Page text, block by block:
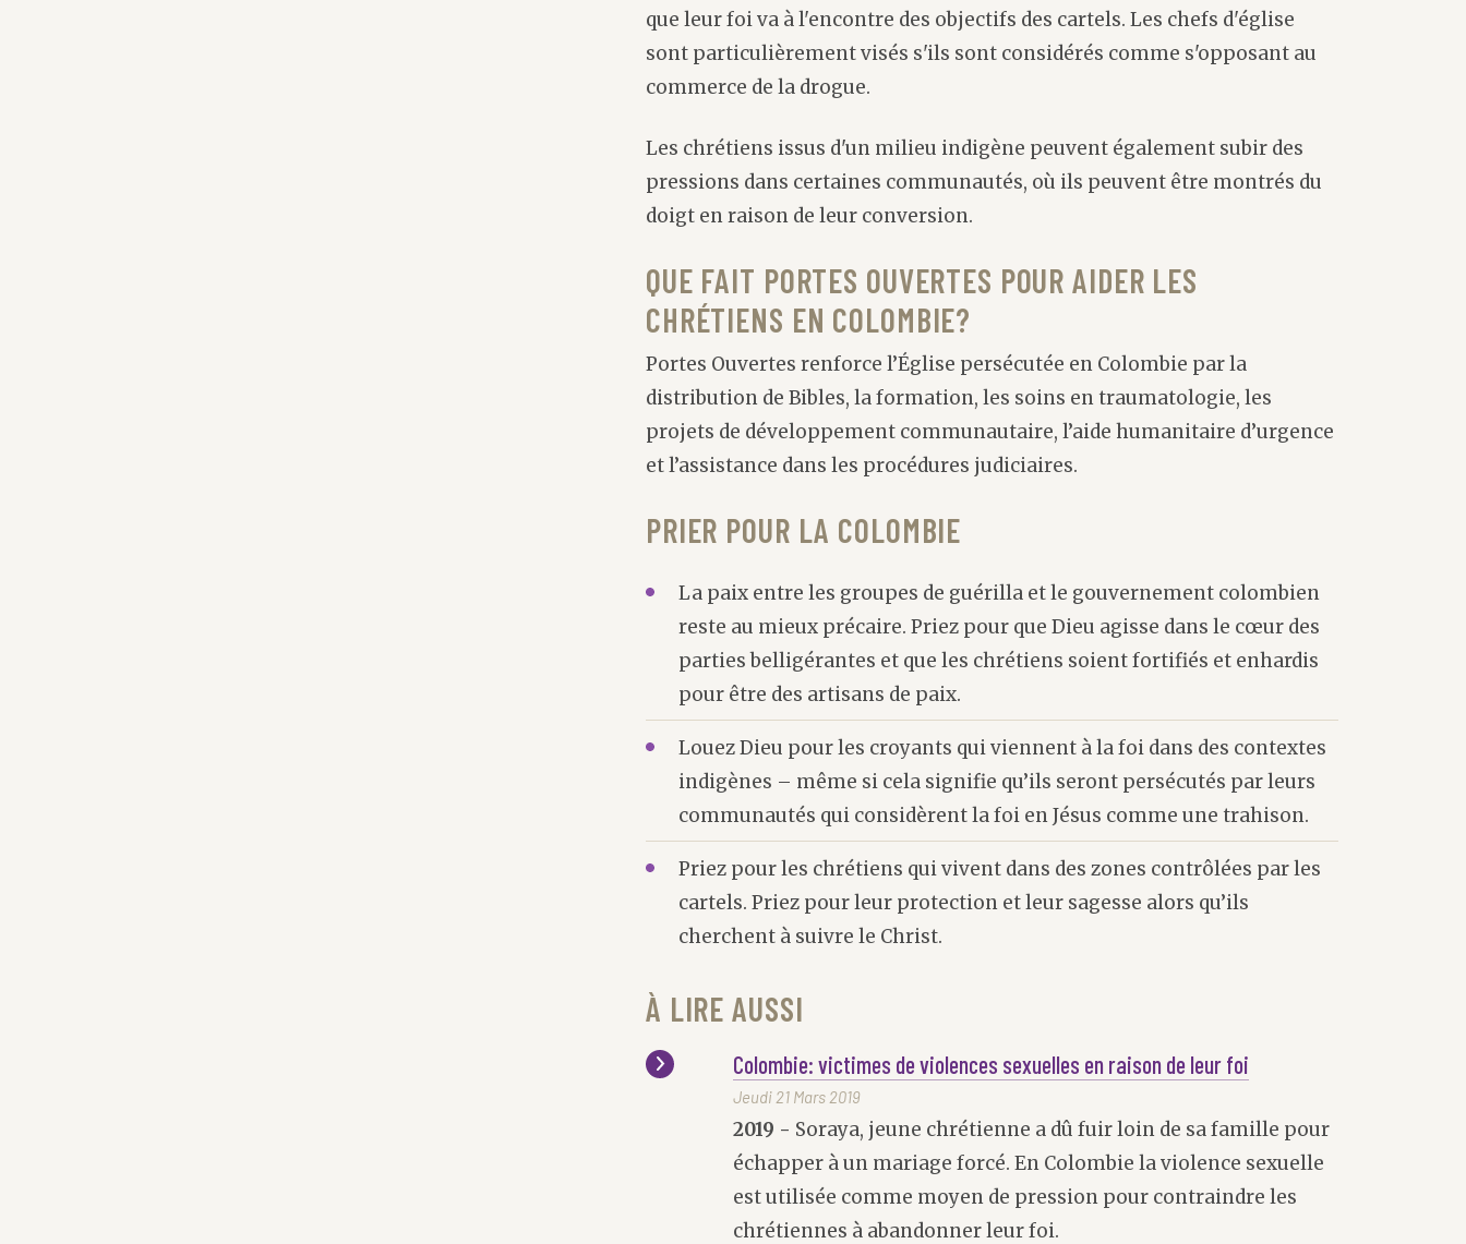
que leur foi va à l'encontre des objectifs des cartels. Les chefs d'église
sont particulièrement visés s'ils sont considérés comme s'opposant au
commerce de la drogue.
Les chrétiens issus d'un milieu indigène peuvent également subir des
pressions dans certaines communautés, où ils peuvent être montrés du
doigt en raison de leur conversion.
QUE FAIT PORTES OUVERTES POUR AIDER LES
CHRÉTIENS EN COLOMBIE?
Portes Ouvertes renforce l’Église persécutée en Colombie par la
distribution de Bibles, la formation, les soins en traumatologie, les
projets de développement communautaire, l’aide humanitaire d’urgence
et l’assistance dans les procédures judiciaires.
PRIER POUR LA COLOMBIE
La paix entre les groupes de guérilla et le gouvernement colombien
reste au mieux précaire. Priez pour que Dieu agisse dans le cœur des
parties belligérantes et que les chrétiens soient fortifiés et enhardis
pour être des artisans de paix.
Louez Dieu pour les croyants qui viennent à la foi dans des contextes
indigènes – même si cela signifie qu’ils seront persécutés par leurs
communautés qui considèrent la foi en Jésus comme une trahison.
Priez pour les chrétiens qui vivent dans des zones contrôlées par les
cartels. Priez pour leur protection et leur sagesse alors qu’ils
cherchent à suivre le Christ.
À LIRE AUSSI
Colombie: victimes de violences sexuelles en raison de leur foi
Jeudi 21 Mars 2019
2019 - Soraya, jeune chrétienne a dû fuir loin de sa famille pour
échapper à un mariage forcé. En Colombie la violence sexuelle
est utilisée comme moyen de pression pour contraindre les
chrétiennes à abandonner leur foi.